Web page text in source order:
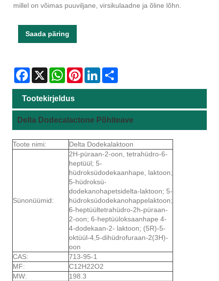
millel on võimas puuviljane, virsikulaadne ja õline lõhn.
Saada päring
Facebook
X WhatsAppPinterestLinkedIn
Tootekirjeldus
Delta Dodecalactone Põhiteave
Toote nimi: Delta Dodekalaktoon
Sünonüümid:
2H-püraan-2-oon, tetrahüdro-6-
heptüül; 5-
hüdroksüdodekaanhape, laktoon;
5-hüdroksü-
dodekanohapetsidelta-laktoon; 5-
hüdroksüdodekanohappelaktoon;
6-heptüültetrahüdro-2h-püraan-
2-oon; 6-heptüüloksaanhape 4-
4-dodekaan-2- laktoon; (5R)-5-
oktüül-4,5-dihüdrofuraan-2(3H)-
oon
CAS:
713-95-1
MF:
C12H22O2
MW:
198.3